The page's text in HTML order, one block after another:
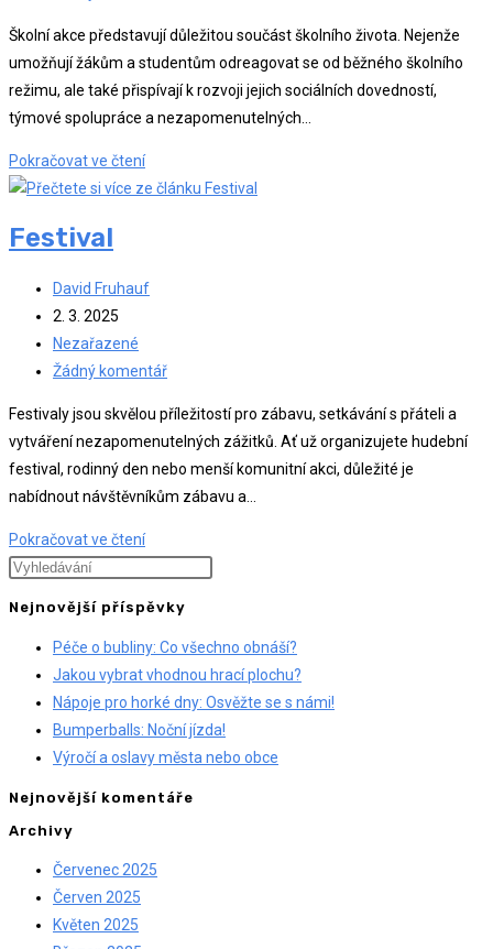
příspěvku
Školní akce představují důležitou součást školního života. Nejenže
umožňují žákům a studentům odreagovat se od běžného školního
režimu, ale také přispívají k rozvoji jejich sociálních dovedností,
týmové spolupráce a nezapomenutelných…
Pokračovat ve čteníŠkolní
akce
Festival
Autor
příspěvku
David Fruhauf
Příspěvek
byl
publikován
2. 3. 2025
Rubriky
příspěvku
Nezařazené
Komentáře
příspěvku
Žádný komentář
Festivaly jsou skvělou příležitostí pro zábavu, setkávání s přáteli a
vytváření nezapomenutelných zážitků. Ať už organizujete hudební
festival, rodinný den nebo menší komunitní akci, důležité je
nabídnout návštěvníkům zábavu a…
Pokračovat ve čteníFestival
close
the
search
panel.
Nejnovější příspěvky
Péče o bubliny: Co všechno obnáší?
Jakou vybrat vhodnou hrací plochu?
Nápoje pro horké dny: Osvěžte se s námi!
Bumperballs: Noční jízda!
Výročí a oslavy města nebo obce
Nejnovější komentáře
Archivy
Červenec 2025
Červen 2025
Květen 2025